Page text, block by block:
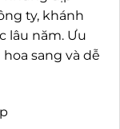
ty, khánh
lâu năm. Ưu
sang và dễ